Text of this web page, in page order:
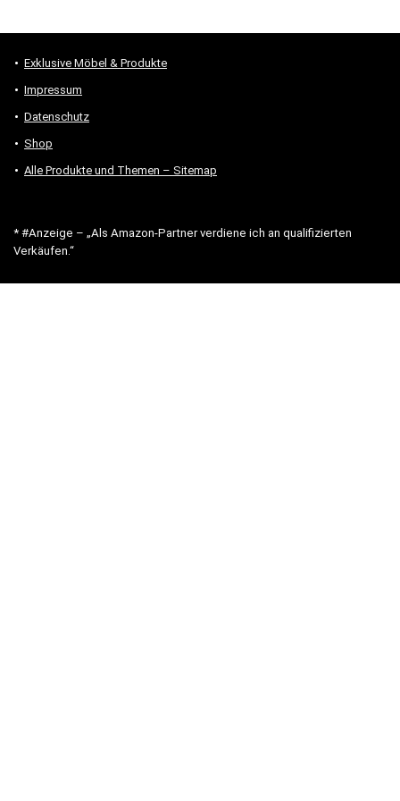
Exklusive Möbel & Produkte
Impressum
Datenschutz
Shop
Alle Produkte und Themen – Sitemap
* #Anzeige – „Als Amazon-Partner verdiene ich an qualifizierten
Verkäufen.“
Hinweis zu Preisen und Verfügbarkeiten